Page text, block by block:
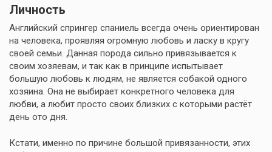
Личность
Английский спрингер спаниель всегда очень ориентирован
на человека, проявляя огромную любовь и ласку в кругу
своей семьи. Данная порода сильно привязывается к
своим хозяевам, и так как в принципе испытывает
большую любовь к людям, не является собакой одного
хозяина. Она не выбирает конкретного человека для
любви, а любит просто своих близких с которыми растёт
день ото дня.
Кстати, именно по причине большой привязанности, этих